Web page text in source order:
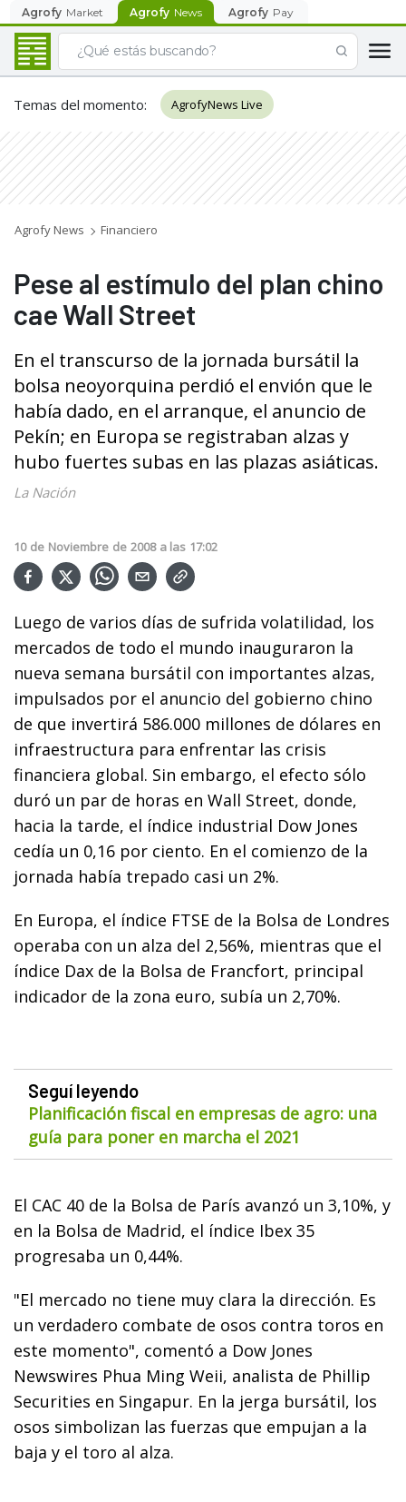
Agrofy Market Agrofy News Agrofy Pay
Temas del momento: AgrofyNews Live
Agrofy News Financiero
Pese al estímulo del plan chino
cae Wall Street
En el transcurso de la jornada bursátil la
bolsa neoyorquina perdió el envión que le
había dado, en el arranque, el anuncio de
Pekín; en Europa se registraban alzas y
hubo fuertes subas en las plazas asiáticas.
La Nación
10 de Noviembre de 2008 a las 17:02
Luego de varios días de sufrida volatilidad, los
mercados de todo el mundo inauguraron la
nueva semana bursátil con importantes alzas,
impulsados por el anuncio del gobierno chino
de que invertirá 586.000 millones de dólares en
infraestructura para enfrentar las crisis
financiera global. Sin embargo, el efecto sólo
duró un par de horas en Wall Street, donde,
hacia la tarde, el índice industrial Dow Jones
cedía un 0,16 por ciento. En el comienzo de la
jornada había trepado casi un 2%.
En Europa, el índice FTSE de la Bolsa de Londres
operaba con un alza del 2,56%, mientras que el
índice Dax de la Bolsa de Francfort, principal
indicador de la zona euro, subía un 2,70%.
Seguí leyendo
Planificación fiscal en empresas de agro: una
guía para poner en marcha el 2021
El CAC 40 de la Bolsa de París avanzó un 3,10%, y
en la Bolsa de Madrid, el índice Ibex 35
progresaba un 0,44%.
"El mercado no tiene muy clara la dirección. Es
un verdadero combate de osos contra toros en
este momento", comentó a Dow Jones
Newswires Phua Ming Weii, analista de Phillip
Securities en Singapur. En la jerga bursátil, los
osos simbolizan las fuerzas que empujan a la
baja y el toro al alza.